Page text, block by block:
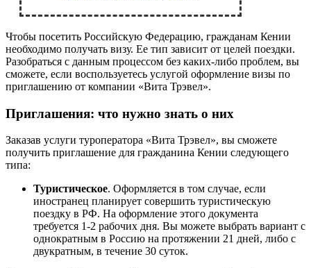
Чтобы посетить Российскую Федерацию, гражданам Кении
необходимо получать визу. Ее тип зависит от целей поездки.
Разобраться с данным процессом без каких-либо проблем, вы
сможете, если воспользуетесь услугой оформление визы по
приглашению от компании «Вита Трэвел».
Приглашения: что нужно знать о них
Заказав услуги туроператора «Вита Трэвел», вы сможете
получить приглашение для гражданина Кении следующего
типа:
Туристическое. Оформляется в том случае, если
иностранец планирует совершить туристическую
поездку в РФ. На оформление этого документа
требуется 1-2 рабочих дня. Вы можете выбрать вариант с
однократным в Россию на протяжении 21 дней, либо с
двукратным, в течение 30 суток.